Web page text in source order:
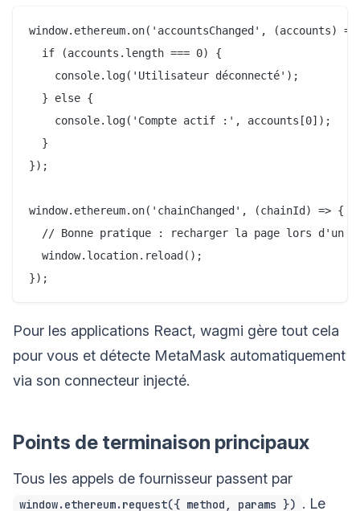
window.ethereum.on('accountsChanged', (accounts)
  if (accounts.length === 0) {
    console.log('Utilisateur déconnecté');
  } else {
    console.log('Compte actif :', accounts[0]);
  }
});
window.ethereum.on('chainChanged', (chainId) => {
// Bonne pratique : recharger la page lors d'un
  window.location.reload();
Pour les applications React, wagmi gère tout cela
pour vous et détecte MetaMask automatiquement
via son connecteur injecté.
Points de terminaison principaux
Tous les appels de fournisseur passent par
window.ethereum.request({ method, params }) . Le